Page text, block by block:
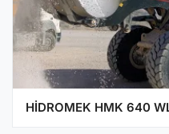
HİDROMEK HMK 640